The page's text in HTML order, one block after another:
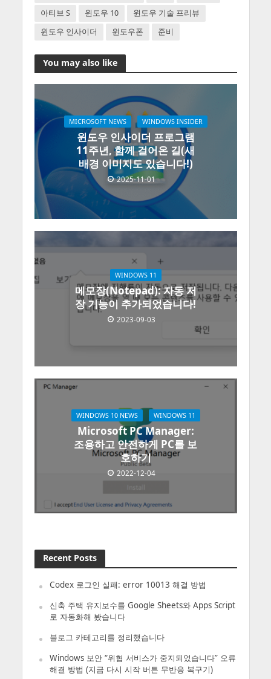
아티브 S
윈도우 10
윈도우 기술 프리뷰
윈도우 인사이더
윈도우폰 준비
You may also like
MICROSOFT NEWS WINDOWS INSIDER
윈도우 인사이더 프로그램
11주년, 함께 걸어온 길(새
배경 이미지도 있습니다!)
2025-11-01
WINDOWS 11
메모장(Notepad): 자동 저
장 기능이 추가되었습니다!
2023-09-03
WINDOWS 10 NEWS WINDOWS 11
Microsoft PC Manager:
조용하고 안전하게 PC를 보
호하기
2022-12-04
Recent Posts
Codex 로그인 실패: error 10013 해결 방법
신축 주택 유지보수를 Google Sheets와 Apps Script
로 자동화해 봤습니다
블로그 카테고리를 정리했습니다
Windows 보안 “위협 서비스가 중지되었습니다” 오류
해결 방법 (지금 다시 시작 버튼 무반응 복구기)